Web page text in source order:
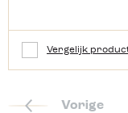
Vergelijk
Vorige